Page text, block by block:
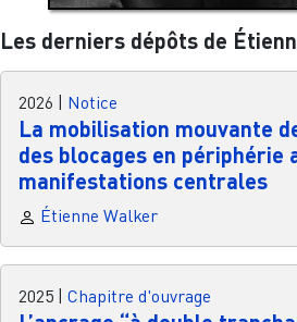
Les derniers dépôts de
2026 Notice
La mobilisation mouvante
des blocages en périphérie
manifestations centrales
Étienne Walker
2025 Chapitre d'ouvrage